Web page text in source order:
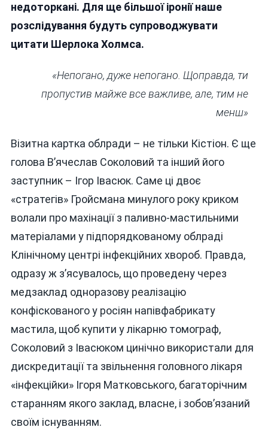
недоторкані. Для ще більшої іронії наше
розслідування будуть супроводжувати
цитати Шерлока Холмса.
«Непогано, дуже непогано. Щоправда, ти
пропустив майже все важливе, але, тим не
менш»
Візитна картка облради – не тільки Кістіон. Є ще
голова В’ячеслав Соколовий та інший його
заступник – Ігор Івасюк. Саме ці двоє
«стратегів» Гройсмана минулого року криком
волали про махінації з паливно-мастильними
матеріалами у підпорядкованому облраді
Клінічному центрі інфекційних хвороб. Правда,
одразу ж з’ясувалось, що проведену через
медзаклад одноразову реалізацію
конфіскованого у росіян напівфабрикату
мастила, щоб купити у лікарню томограф,
Соколовий з Івасюком цинічно використали для
дискредитації та звільнення головного лікаря
«інфекційки» Ігоря Матковського, багаторічним
старанням якого заклад, власне, і зобов’язаний
своїм існуванням.